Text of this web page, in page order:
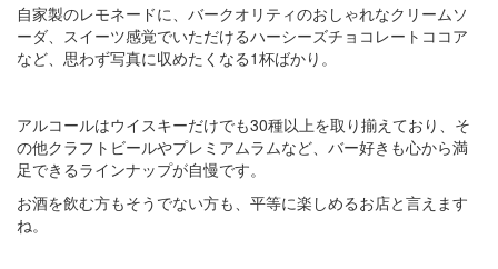
自家製のレモネードに、バークオリティのおしゃれなクリームソ
ーダ、スイーツ感覚でいただけるハーシーズチョコレートココア
など、思わず写真に収めたくなる1杯ばかり。
アルコールはウイスキーだけでも30種以上を取り揃えており、そ
の他クラフトビールやプレミアムラムなど、バー好きも心から満
足できるラインナップが自慢です。
お酒を飲む方もそうでない方も、平等に楽しめるお店と言えます
ね。